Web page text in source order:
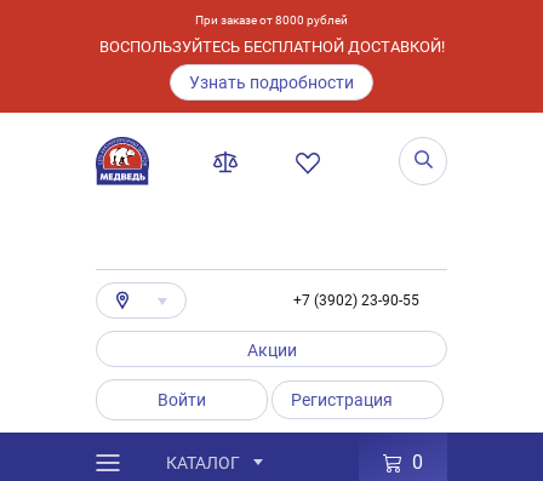
При заказе от 8000 рублей
ВОСПОЛЬЗУЙТЕСЬ БЕСПЛАТНОЙ ДОСТАВКОЙ!
Узнать подробности
+7 (3902) 23-90-55
Акции
Войти Регистрация
КАТАЛОГ 0
Каталог / Товары
Аккумуляторы